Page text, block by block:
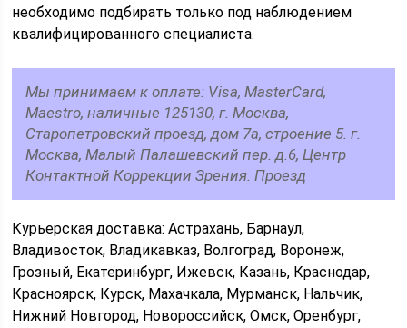
необходимо подбирать только под наблюдением
квалифицированного специалиста.
Мы принимаем к оплате: Visa, MasterCard,
Maestro, наличные 125130, г. Москва,
Старопетровский проезд, дом 7а, строение 5. г.
Москва, Малый Палашевский пер. д.6, Центр
Контактной Коррекции Зрения. Проезд
Курьерская доставка: Астрахань, Барнаул,
Владивосток, Владикавказ, Волгоград, Воронеж,
Грозный, Екатеринбург, Ижевск, Казань, Краснодар,
Красноярск, Курск, Махачкала, Мурманск, Нальчик,
Нижний Новгород, Новороссийск, Омск, Оренбург,